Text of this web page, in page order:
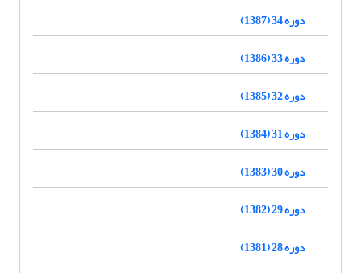
دوره 34 (1387)
دوره 33 (1386)
دوره 32 (1385)
دوره 31 (1384)
دوره 30 (1383)
دوره 29 (1382)
دوره 28 (1381)